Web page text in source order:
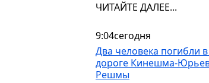
ЧИТАЙТЕ ДАЛЕЕ...
9:04сегодня
Два человека погибли
дороге Кинешма-
Решмы